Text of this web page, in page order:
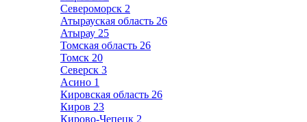
Североморск 2
Атырауская область 26
Атырау 25
Томская область 26
Томск 20
Северск 3
Асино 1
Кировская область 26
Киров 23
Кирово-Чепецк 2